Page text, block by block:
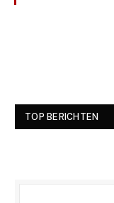
TOP BERICHTEN